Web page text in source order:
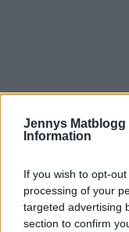
Jennys Matblogg
Information
If you wish to opt-
processing of your
targeted advertising
section to confirm